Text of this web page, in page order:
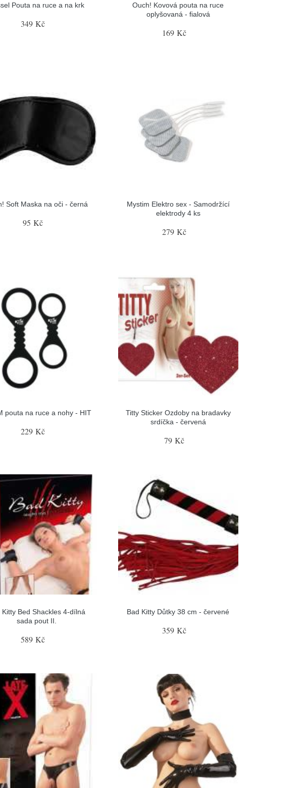
Pouta na ruce a na krk
349 Kč
Ouch! Kovová pouta na ruce
oplyšovaná - fialová
169 Kč
Soft Maska na oči - černá
95 Kč
Mystim Elektro sex - Samodržící
elektrody 4 ks
279 Kč
pouta na ruce a nohy - HIT
229 Kč
Titty Sticker Ozdoby na bradavky
srdíčka - červená
79 Kč
Kitty Bed Shackles 4-dílná
sada pout II.
589 Kč
Bad Kitty Důtky 38 cm - červené
359 Kč